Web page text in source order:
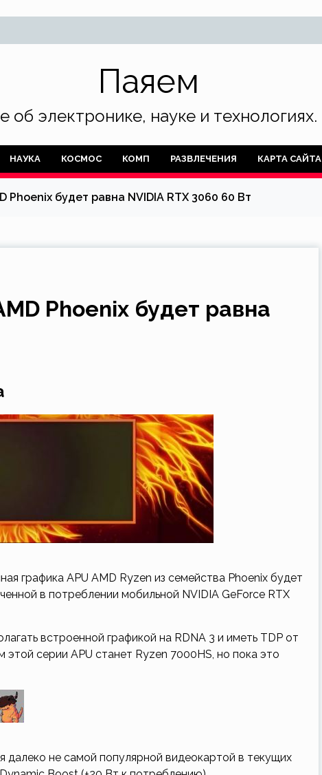
Паяем
об электронике, науке и технологиях.
НАУКА КОСМОС КОМП РАЗВЛЕЧЕНИЯ КАРТА САЙТА
Phoenix будет равна NVIDIA RTX 3060 60 Вт
Phoenix будет равна
графика APU AMD Ryzen из семейства Phoenix будет
в потреблении мобильной NVIDIA GeForce RTX
встроенной графикой на RDNA 3 и иметь TDP от
серии APU станет Ryzen 7000HS, но пока это
далеко не самой популярной видеокартой в текущих